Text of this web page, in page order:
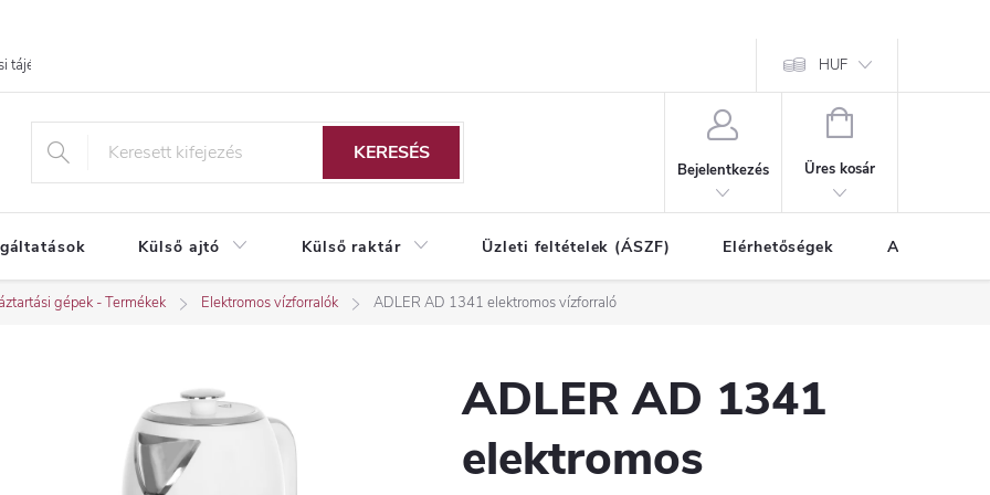
tájékoztató HUF
KERESÉS
Bejelentkezés
KOSÁR
Üres kosár
Külső ajtó Külső raktár Üzleti feltételek (ÁSZF) Elérhetőségek A vásárlás
gépek - Termékek Elektromos vízforralók ADLER AD 1341 elektromos vízforraló
ADLER AD 1341
elektromos